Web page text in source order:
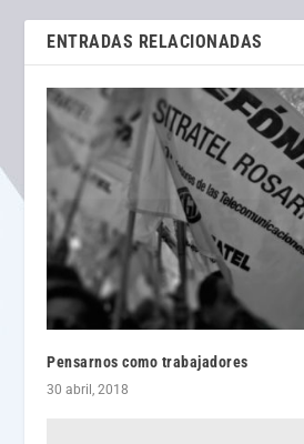
ENTRADAS RELACIONADAS
Pensarnos como trabajadores
30 abril, 2018